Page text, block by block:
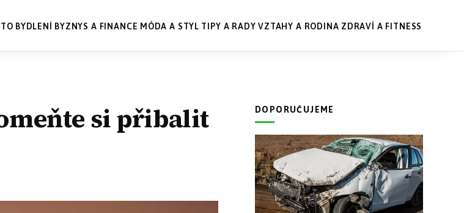
BYDLENÍ BYZNYS A FINANCE MÓDA A STYL TIPY A RADY VZTAHY A RODINA ZDRAVÍ A FITNESS
si přibalit
DOPORUČUJEME